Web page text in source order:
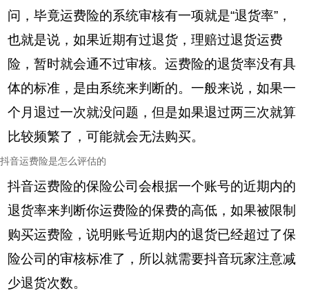
问，毕竟运费险的系统审核有一项就是“退货率”，
也就是说，如果近期有过退货，理赔过退货运费
险，暂时就会通不过审核。运费险的退货率没有具
体的标准，是由系统来判断的。一般来说，如果一
个月退过一次就没问题，但是如果退过两三次就算
比较频繁了，可能就会无法购买。
抖音运费险是怎么评估的
抖音运费险的保险公司会根据一个账号的近期内的
退货率来判断你运费险的保费的高低，如果被限制
购买运费险，说明账号近期内的退货已经超过了保
险公司的审核标准了，所以就需要抖音玩家注意减
少退货次数。